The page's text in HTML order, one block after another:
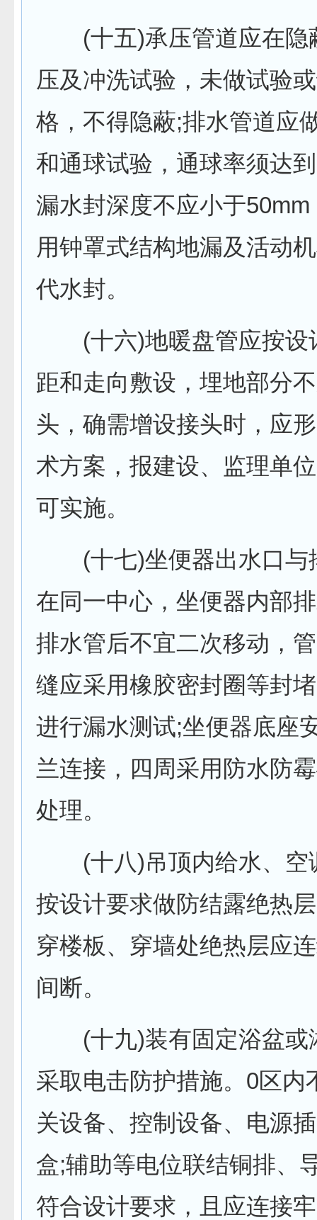
(十五)承压管道应在隐
压及冲洗试验，未做试验
格，不得隐蔽;排水管道应
和通球试验，通球率须达
漏水封深度不应小于
用钟罩式结构地漏及活动
代水封。
(十六)地暖盘管应按设
距和走向敷设，埋地部分
头，确需增设接头时，应
术方案，报建设、监理单
可实施。
(十七)坐便器出水口与
在同一中心，坐便器内部
排水管后不宜二次移动，
缝应采用橡胶密封圈等封
进行漏水测试;坐便器底座
兰连接，四周采用防水防
处理。
(十八)吊顶内给水、空
按设计要求做防结露绝热
穿楼板、穿墙处绝热层应
间断。
(十九)装有固定浴盆或
采取电击防护措施。0区内
关设备、控制设备、电源
盒;辅助等电位联结铜排、
符合设计要求，且应连接